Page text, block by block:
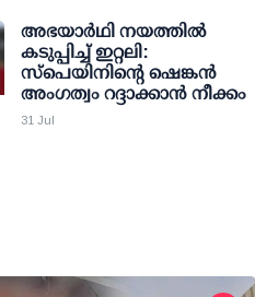
അഭയാര്‍ഥി നയത്തില്‍
കടുപ്പിച്ച് ഇറ്റലി:
സ്‌പെയിനിന്റെ ഷെങ്കന്‍
അംഗത്വം റദ്ദാക്കാന്‍ നീക്കം
31 Jul